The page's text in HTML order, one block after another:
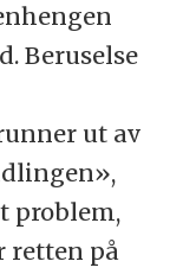
Beruselse
ut av
problem,
retten på